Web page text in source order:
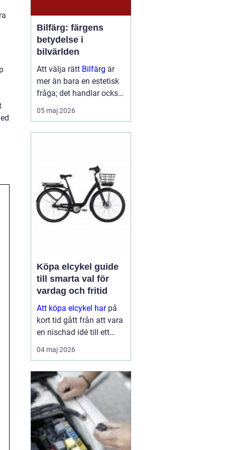
Bilfärg: färgens
betydelse i
bilvärlden
Att välja rätt Bilfärg är
mer än bara en estetisk
fråga; det handlar också
om att förstå hur val av
färg kan påverka bilens
05 maj 2026
Köpa elcykel guide
till smarta val för
vardag och fritid
Att köpa elcykel harpå
kort tid gått från att vara
en nischad idé till ett
självklart alternativ för
pendling och
ersätter elcykeln både bil
och kollektivtrafik
under...
04 maj 2026